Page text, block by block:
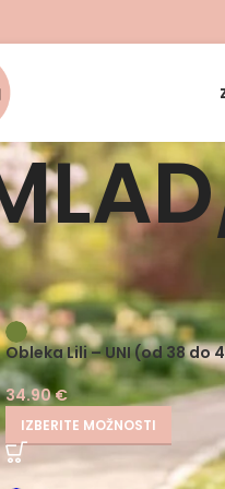
Obleka Lili – UNI (od 38 do
34.90€
IZBERITE MOŽNOSTI